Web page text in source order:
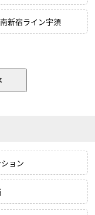
新宿ライン宇須
ョン